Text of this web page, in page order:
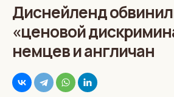
Диснейленд
«ценовой
немцев и англичан